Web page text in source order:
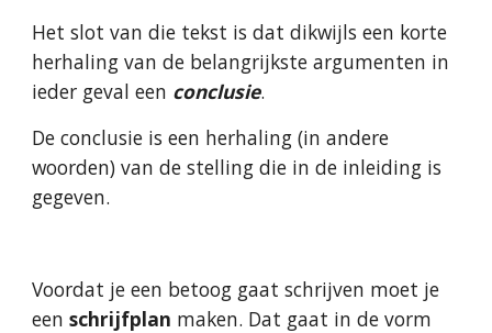
Het slot van die tekst is dat dikwijls een korte
herhaling van de belangrijkste argumenten in
ieder geval een conclusie.
De conclusie is een herhaling (in andere
woorden) van de stelling die in de inleiding is
gegeven.
Voordat je een betoog gaat schrijven moet je
een schrijfplan maken. Dat gaat in de vorm